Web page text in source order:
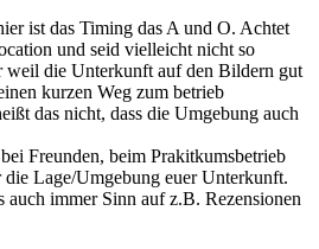
ist das Timing das A und O. Achtet
und seid vielleicht nicht so
weil die Unterkunft auf den Bildern gut
kurzen Weg zum betrieb
das nicht, dass die Umgebung auch
Freunden, beim Prakitkumsbetrieb
die Lage/Umgebung euer Unterkunft.
immer Sinn auf z.B. Rezensionen